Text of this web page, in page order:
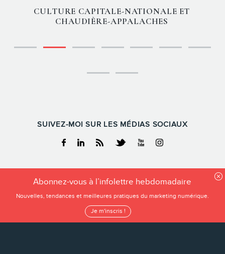
CULTURE CAPITALE-NATIONALE ET
CHAUDIÈRE-APPALACHES
SUIVEZ-MOI SUR LES MÉDIAS SOCIAUX
Facebook
LinkedinRSS TwitterYoutubeInstagram
Frederic Gonzalo 2026
Conditions d’utilisation
Abonnez-vous à l’infolettre hebdomadaire
Nouvelles, tendances et meilleures pratiques du marketing numérique.
Je m'inscris !